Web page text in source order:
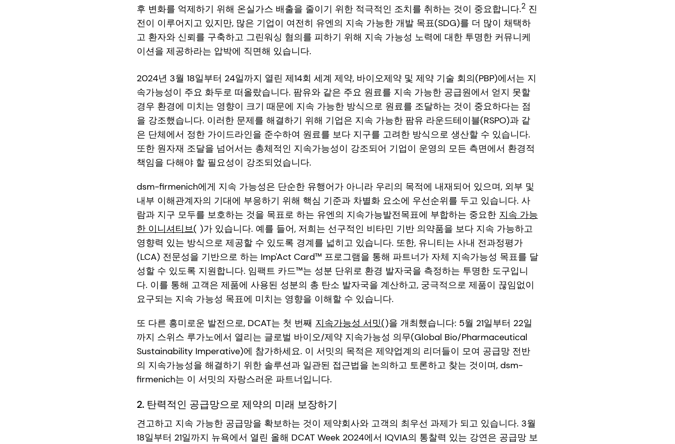
후 변화를 억제하기 위해 온실가스 배출을 줄이기 위한 적극적인 조치를 취하는 것이 중요합니다.2 진
전이 이루어지고 있지만, 많은 기업이 여전히 유엔의 지속 가능한 개발 목표(SDG)를 더 많이 채택하
고 환자와 신뢰를 구축하고 그린워싱 혐의를 피하기 위해 지속 가능성 노력에 대한 투명한 커뮤니케
이션을 제공하라는 압박에 직면해 있습니다.
2024년 3월 18일부터 24일까지 열린 제14회 세계 제약, 바이오제약 및 제약 기술 회의(PBP)에서는 지
속가능성이 주요 화두로 떠올랐습니다. 팜유와 같은 주요 원료를 지속 가능한 공급원에서 얻지 못할
경우 환경에 미치는 영향이 크기 때문에 지속 가능한 방식으로 원료를 조달하는 것이 중요하다는 점
을 강조했습니다. 이러한 문제를 해결하기 위해 기업은 지속 가능한 팜유 라운드테이블(RSPO)과 같
은 단체에서 정한 가이드라인을 준수하여 원료를 보다 지구를 고려한 방식으로 생산할 수 있습니다.
또한 원자재 조달을 넘어서는 총체적인 지속가능성이 강조되어 기업이 운영의 모든 측면에서 환경적
책임을 다해야 할 필요성이 강조되었습니다.
dsm-firmenich에게 지속 가능성은 단순한 유행어가 아니라 우리의 목적에 내재되어 있으며, 외부 및
내부 이해관계자의 기대에 부응하기 위해 핵심 기준과 차별화 요소에 우선순위를 두고 있습니다. 사
람과 지구 모두를 보호하는 것을 목표로 하는 유엔의 지속가능발전목표에 부합하는 중요한 지속 가능
한 이니셔티브( )가 있습니다. 예를 들어, 저희는 선구적인 비타민 기반 의약품을 보다 지속 가능하고
영향력 있는 방식으로 제공할 수 있도록 경계를 넓히고 있습니다. 또한, 유니티는 사내 전과정평가
(LCA) 전문성을 기반으로 하는 Imp'Act Card™ 프로그램을 통해 파트너가 자체 지속가능성 목표를 달
성할 수 있도록 지원합니다. 임팩트 카드™는 성분 단위로 환경 발자국을 측정하는 투명한 도구입니
다. 이를 통해 고객은 제품에 사용된 성분의 총 탄소 발자국을 계산하고, 궁극적으로 제품이 끊임없이
요구되는 지속 가능성 목표에 미치는 영향을 이해할 수 있습니다.
또 다른 흥미로운 발전으로, DCAT는 첫 번째 지속가능성 서밋()을 개최했습니다: 5월 21일부터 22일
까지 스위스 루가노에서 열리는 글로벌 바이오/제약 지속가능성 의무(Global Bio/Pharmaceutical
Sustainability Imperative)에 참가하세요. 이 서밋의 목적은 제약업계의 리더들이 모여 공급망 전반
의 지속가능성을 해결하기 위한 솔루션과 일관된 접근법을 논의하고 토론하고 찾는 것이며, dsm-
firmenich는 이 서밋의 자랑스러운 파트너입니다.
2. 탄력적인 공급망으로 제약의 미래 보장하기
견고하고 지속 가능한 공급망을 확보하는 것이 제약회사와 고객의 최우선 과제가 되고 있습니다. 3월
18일부터 21일까지 뉴욕에서 열린 올해 DCAT Week 2024에서 IQVIA의 통찰력 있는 강연은 공급망 보